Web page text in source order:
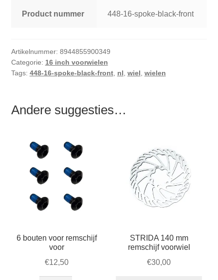
Product nummer 448-16-spoke-black-front
Artikelnummer: 8944855900349
Categorie: 16 inch voorwielen
Tags: 448-16-spoke-black-front, nl wiel wielen
Andere suggesties…
6 bouten voor remschijf
voor
€12,50
STRIDA 140 mm
remschijf voorwiel
€30,00